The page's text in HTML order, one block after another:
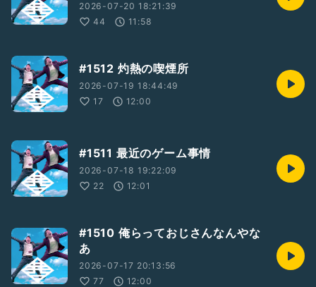
2026-07-20 18:21:39
44
11:58
#1512 灼熱の喫煙所
2026-07-19 18:44:49
17
12:00
#1511 最近のゲーム事情
2026-07-18 19:22:09
22
12:01
#1510 俺らっておじさんなんやな
あ
2026-07-17 20:13:56
77
12:00